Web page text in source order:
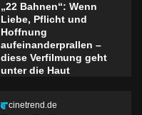
„22 Bahnen“: Wenn
Liebe, Pflicht und
Hoffnung
aufeinanderprallen –
diese Verfilmung geht
unter die Haut
cinetrend.de